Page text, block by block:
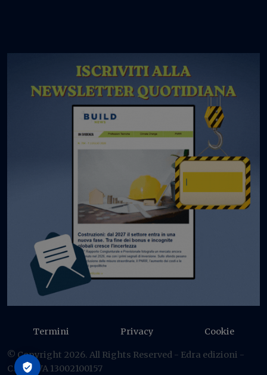
Termini Privacy Cookie
© Copyright 2026. All Rights Reserved - Edra edizioni -
C.F./P IVA 13002100157